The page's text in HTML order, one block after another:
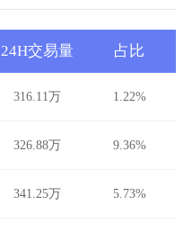
24H交易量 占比
316.11万 1.22%
326.88万 9.36%
341.25万 5.73%